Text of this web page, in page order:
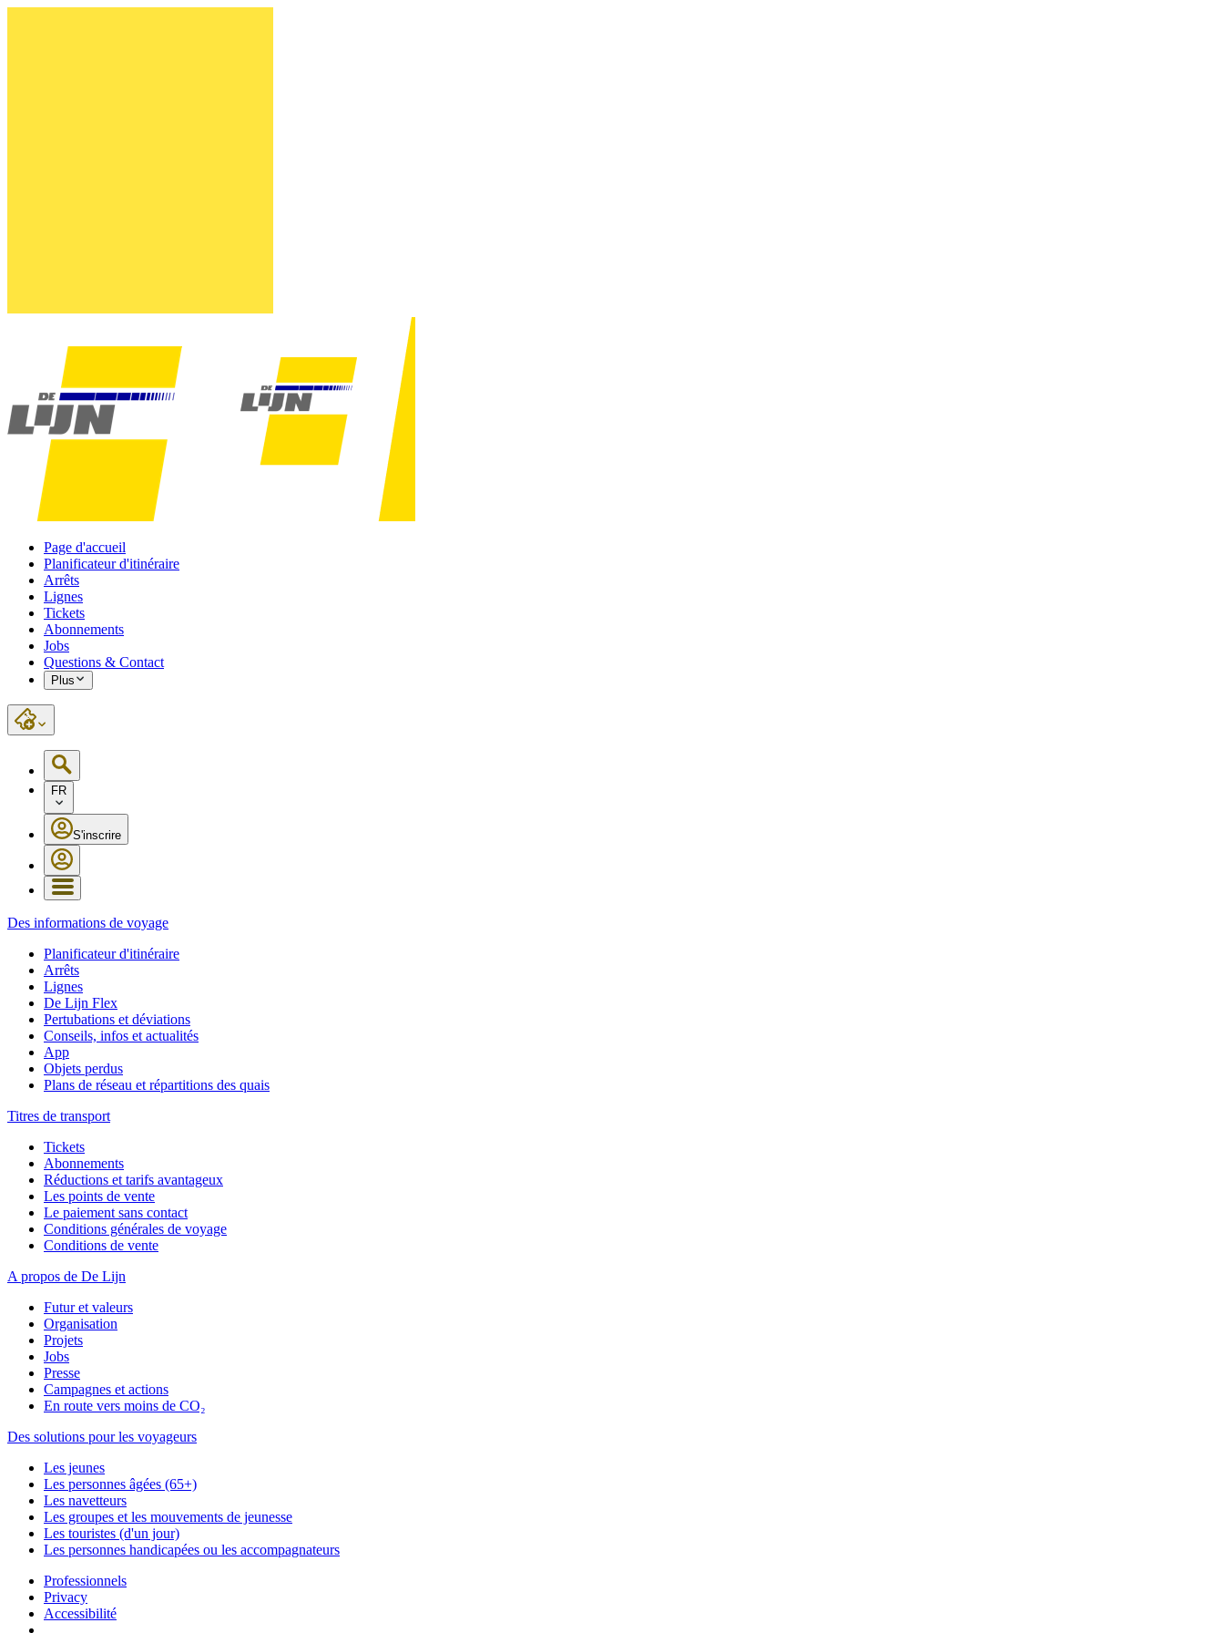
Page d'accueil
Planificateur d'itinéraire
Arrêts
Lignes
Tickets
Abonnements
Jobs
Questions & Contact
Plus
FR
S'inscrire
Des informations de voyage
Planificateur d'itinéraire
Arrêts
Lignes
De Lijn Flex
Pertubations et déviations
Conseils, infos et actualités
App
Objets perdus
Plans de réseau et répartitions des quais
Titres de transport
Tickets
Abonnements
Réductions et tarifs avantageux
Les points de vente
Le paiement sans contact
Conditions générales de voyage
Conditions de vente
A propos de De Lijn
Futur et valeurs
Organisation
Projets
Jobs
Presse
Campagnes et actions
En route vers moins de CO₂
Des solutions pour les voyageurs
Les jeunes
Les personnes âgées (65+)
Les navetteurs
Les groupes et les mouvements de jeunesse
Les touristes (d'un jour)
Les personnes handicapées ou les accompagnateurs
Professionnels
Privacy
Accessibilité